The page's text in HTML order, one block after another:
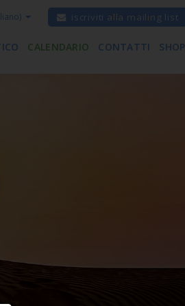
iscriviti alla mailing list
CALENDARIO CONTATTI SHOP